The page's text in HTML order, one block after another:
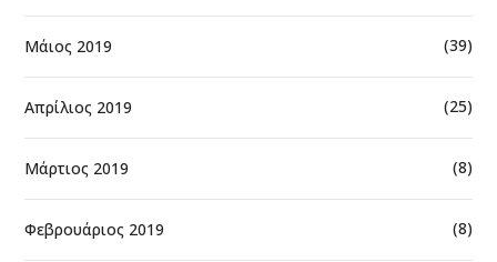
Μάιος 2019 (39)
Απρίλιος 2019 (25)
Μάρτιος 2019 (8)
Φεβρουάριος 2019 (8)